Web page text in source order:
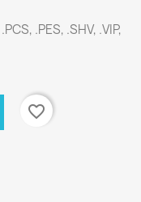
.PES, .SHV, .VIP,
favorite_border